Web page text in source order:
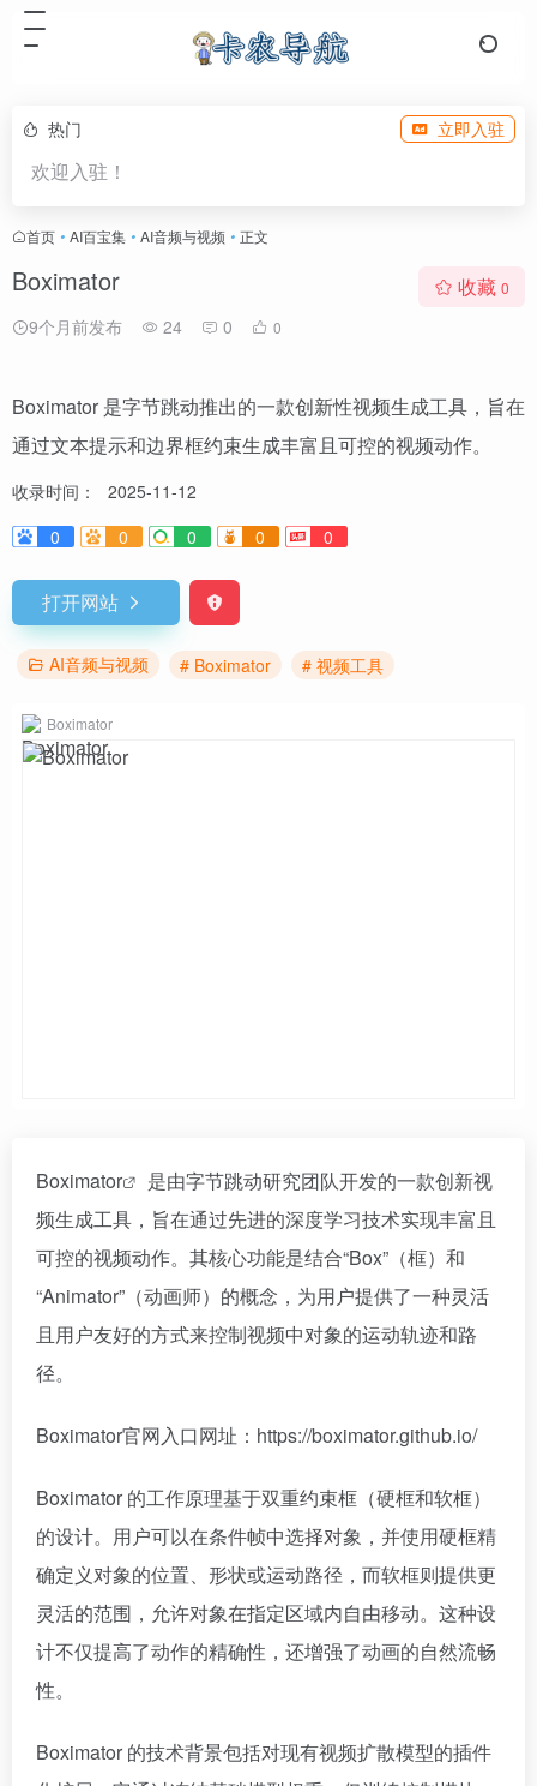
热门 立即入驻
欢迎入驻！
首页 • AI百宝集 • AI音频与视频 • 正文
Boximator
9个月前发布 24 0 0
收藏 0
Boximator 是字节跳动推出的一款创新性视频生成工具，旨在
通过文本提示和边界框约束生成丰富且可控的视频动作。
收录时间：
2025-11-12
0
0 0 0 0
打开网站
AI音频与视频 # Boximator # 视频工具
Boximator
Boximator
是由字节跳动研究团队开发的一款创新视
频生成工具，旨在通过先进的深度学习技术实现丰富且
可控的视频动作。其核心功能是结合“Box”（框）和
“Animator”（动画师）的概念，为用户提供了一种灵活
且用户友好的方式来控制视频中对象的运动轨迹和路
径。
Boximator官网入口网址：https://boximator.github.io/
Boximator 的工作原理基于双重约束框（硬框和软框）
的设计。用户可以在条件帧中选择对象，并使用硬框精
确定义对象的位置、形状或运动路径，而软框则提供更
灵活的范围，允许对象在指定区域内自由移动。这种设
计不仅提高了动作的精确性，还增强了动画的自然流畅
性。
Boximator 的技术背景包括对现有视频扩散模型的插件